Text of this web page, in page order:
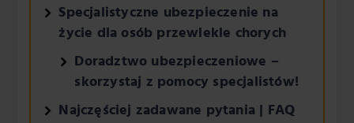
Specjalistyczne ubezpieczenie na
życie dla osób przewlekle chorych
Doradztwo ubezpieczeniowe –
skorzystaj z pomocy specjalistów!
Najczęściej zadawane pytania | FAQ